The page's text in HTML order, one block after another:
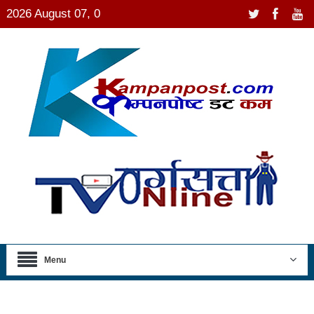
2026 August 07, 0
Menu